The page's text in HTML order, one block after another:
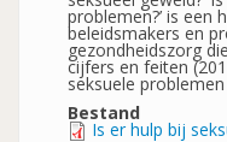
problemen?’ is een
beleidsmakers en
gezondheidszorg
cijfers en feiten
seksuele
Bestand
Is er hulp bij